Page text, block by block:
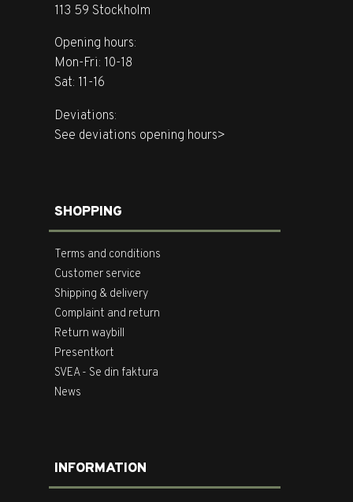
113 59 Stockholm
Opening hours:
Mon-Fri: 10-18
Sat: 11-16
Deviations:
See deviations opening hours>
SHOPPING
Terms and conditions
Customer service
Shipping & delivery
Complaint and return
Return waybill
Presentkort
SVEA - Se din faktura
News
INFORMATION